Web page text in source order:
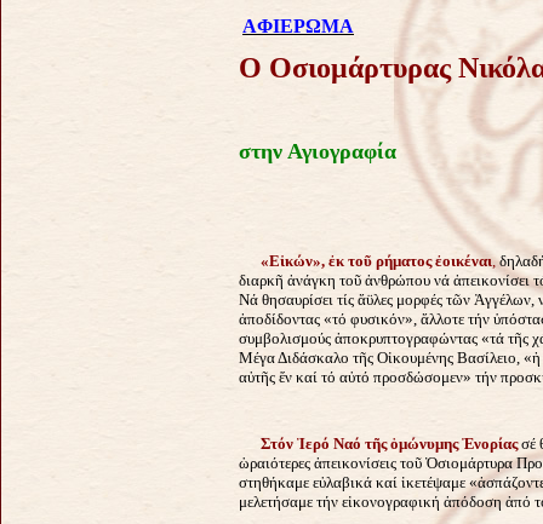
AΦΙΕΡΩΜΑ
Ο Οσιομάρτυρας
στην Αγιογραφία
«Eἰκών», ἐκ τοῦ ρήματος ἐοικέναι,
διαρκῆ ἀνάγκη τοῦ ἀνθρώπου νά ἀπεικονίσει
Νά θησαυρίσει τίς ἄϋλες μορφές τῶν
ἀποδίδοντας «τό φυσικόν», ἄλλοτε τήν
συμβολισμούς ἀποκρυπτογραφώντας «τά τῆς
Μέγα Διδάσκαλο τῆς Οἰκουμένης Βασίλειο, «ἡ
αὐτῆς ἕν καί τό αὐτό προσδώσομεν» τήν
Στόν Ἱερό Ναό τῆς ὁμώνυμης Ἐνορίαςσέ
ὡραιότερες ἀπεικονίσεις τοῦ Ὁσιομάρτυρα
στηθήκαμε εὐλαβικά καί ἱκετέψαμε
μελετήσαμε τήν εἰκονογραφική ἀπόδοση ἀπό